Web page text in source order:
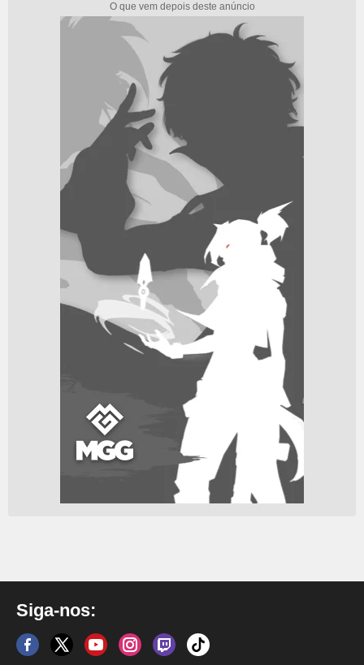
Siga-nos: